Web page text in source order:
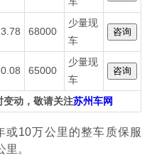
68000
少量现
车
65000
少量现
车
动，敬请关注苏州车网
10万公里的整车质保服
。